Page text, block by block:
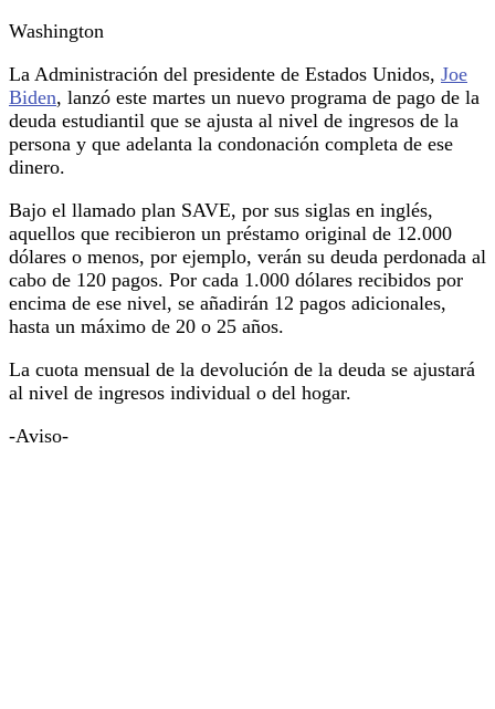
Washington
La Administración del presidente de Estados Unidos, Joe
Biden, lanzó este martes un nuevo programa de pago de la
deuda estudiantil que se ajusta al nivel de ingresos de la
persona y que adelanta la condonación completa de ese
dinero.
Bajo el llamado plan SAVE, por sus siglas en inglés,
aquellos que recibieron un préstamo original de 12.000
dólares o menos, por ejemplo, verán su deuda perdonada al
cabo de 120 pagos. Por cada 1.000 dólares recibidos por
encima de ese nivel, se añadirán 12 pagos adicionales,
hasta un máximo de 20 o 25 años.
La cuota mensual de la devolución de la deuda se ajustará
al nivel de ingresos individual o del hogar.
-Aviso-